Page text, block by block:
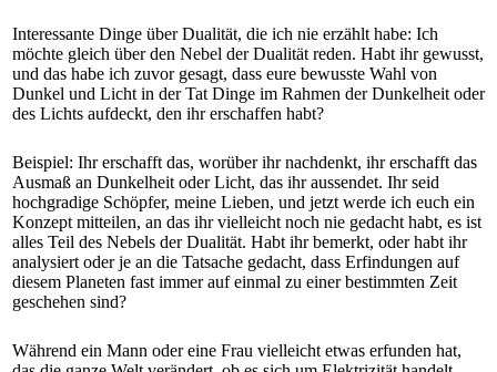
Interessante Dinge über Dualität, die ich nie erzählt habe: Ich
möchte gleich über den Nebel der Dualität reden. Habt ihr gewusst,
und das habe ich zuvor gesagt, dass eure bewusste Wahl von
Dunkel und Licht in der Tat Dinge im Rahmen der Dunkelheit oder
des Lichts aufdeckt, den ihr erschaffen habt?
Beispiel: Ihr erschafft das, worüber ihr nachdenkt, ihr erschafft das
Ausmaß an Dunkelheit oder Licht, das ihr aussendet. Ihr seid
hochgradige Schöpfer, meine Lieben, und jetzt werde ich euch ein
Konzept mitteilen, an das ihr vielleicht noch nie gedacht habt, es ist
alles Teil des Nebels der Dualität. Habt ihr bemerkt, oder habt ihr
analysiert oder je an die Tatsache gedacht, dass Erfindungen auf
diesem Planeten fast immer auf einmal zu einer bestimmten Zeit
geschehen sind?
Während ein Mann oder eine Frau vielleicht etwas erfunden hat,